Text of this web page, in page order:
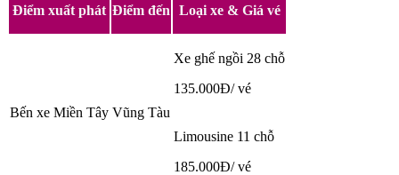
Điểm xuất phát Điểm đến Loại xe & Giá vé
Bến xe Miền Tây Vũng Tàu
Xe ghế ngồi 28 chỗ
135.000Đ/ vé
Limousine 11 chỗ
185.000Đ/ vé